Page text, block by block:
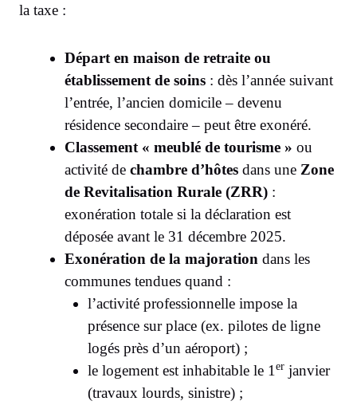
la taxe :
Départ en maison de retraite ou
établissement de soins : dès l’année suivant
l’entrée, l’ancien domicile – devenu
résidence secondaire – peut être exonéré.
Classement « meublé de tourisme » ou
activité de chambre d’hôtes dans une Zone
de Revitalisation Rurale (ZRR) :
exonération totale si la déclaration est
déposée avant le 31 décembre 2025.
Exonération de la majoration dans les
communes tendues quand :
l’activité professionnelle impose la
présence sur place (ex. pilotes de ligne
logés près d’un aéroport) ;
le logement est inhabitable le 1 erjanvier
(travaux lourds, sinistre) ;